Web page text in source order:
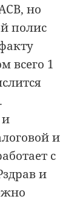
но
полис
всего 1
и
и
с
и